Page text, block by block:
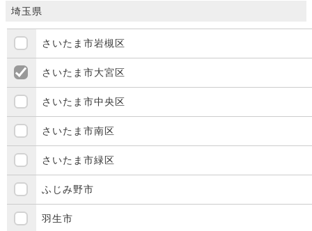
埼玉県
さいたま市岩槻区
さいたま市大宮区
さいたま市中央区
さいたま市南区
さいたま市緑区
ふじみ野市
羽生市